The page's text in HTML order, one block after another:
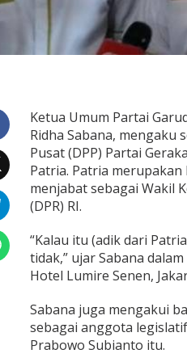
r
r
a
Ketua Umum Partai
Ridha Sabana, mengaku
Pusat (DPP) Partai
Patria. Patria
menjabat sebagai Wakil
(DPR) RI.
“Kalau itu (adik dari
tidak,” ujar Sabana
Hotel Lumire Senen,
Sabana juga mengakui
sebagai anggota
Prabowo Subianto itu.